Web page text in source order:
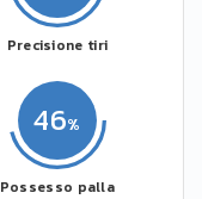
46
Possesso palla
Precisione tiri